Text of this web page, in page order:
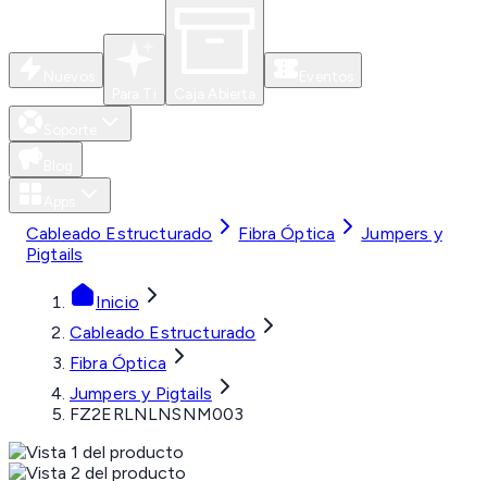
Cableado Estructurado Fibra Óptica
Jumpers y
Pigtails
Inicio
Cableado Estructurado
Fibra Óptica
Jumpers y Pigtails
FZ2ERLNLNSNM003